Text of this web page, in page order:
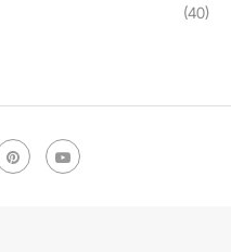
(40)